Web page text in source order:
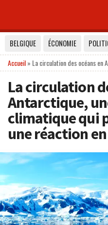
BELGIQUE ÉCONOMIE
Accueil» La circulation des océans en
La circulation
Antarctique,
climatique qui
une réaction